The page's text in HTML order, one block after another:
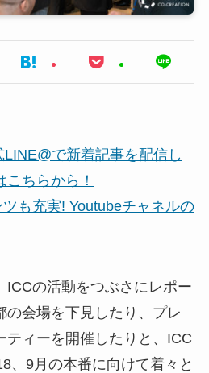
で新着記事を配信し
ちらから！
も充実! Youtubeチャネルの
ICCの活動をつぶさにレポー
の会場を下見したり、プレ
ティーを開催したりと、ICC
、9月の本番に向けて着々と